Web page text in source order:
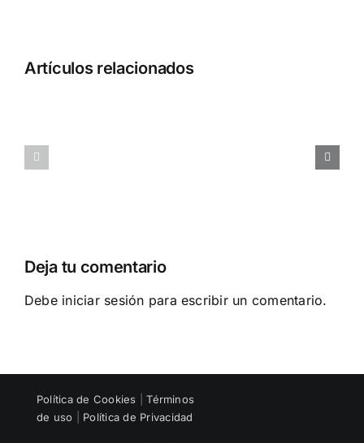
Artículos relacionados
EQUIPO
talento
Deja tu comentario
Debe iniciar sesión para escribir un comentario.
Política de Cookies |Términos
de uso
Política de Privacidad